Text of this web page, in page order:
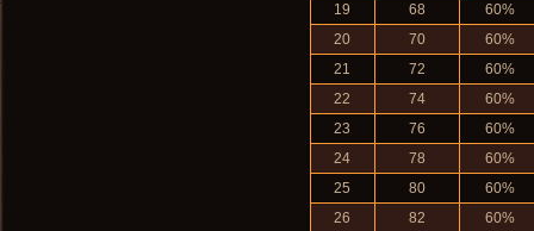
19
68
60%
20
70
60%
21
72
60%
22
74
60%
23
76
60%
24
78
60%
25
80
60%
26
82 60%